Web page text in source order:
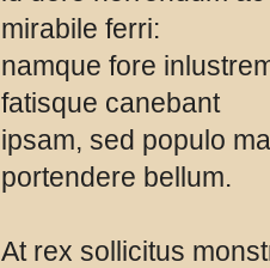
mirabile ferri:
namque fore
fatisque canebant
ipsam, sed populo
portendere bellum.
At rex sollicitus